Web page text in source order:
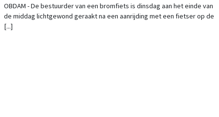
OBDAM - De bestuurder van een bromfiets is dinsdag aan het einde van
de middag lichtgewond geraakt na een aanrijding met een fietser op de
[...]